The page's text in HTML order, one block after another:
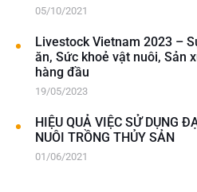
05/10/2021
Livestock Vietnam 2023 –
ăn, Sức khoẻ vật nuôi, Sản
hàng đầu
19/05/2023
HIỆU QUẢ VIỆC SỬ DỤNG
NUÔI TRỒNG THỦY SẢN
01/06/2021